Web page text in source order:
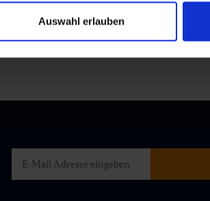
Auswahl erlauben